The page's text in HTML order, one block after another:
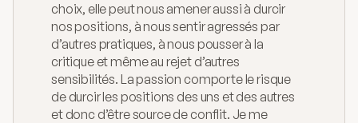
choix, elle peut nous amener aussi à durcir
nos positions, à nous sentir agressés par
d’autres pratiques, à nous pousser à la
critique et même au rejet d’autres
sensibilités. La passion comporte le risque
de durcir les positions des uns et des autres
et donc d’être source de conflit. Je me